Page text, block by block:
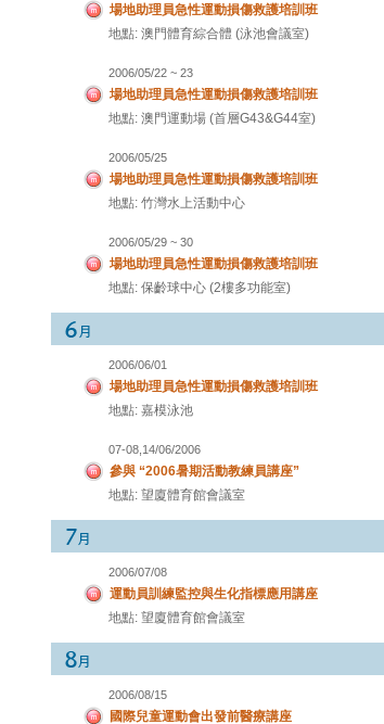
場地助理員急性運動損傷救護培訓班
地點: 澳門體育綜合體 (泳池會議室)
2006/05/22 ~ 23
場地助理員急性運動損傷救護培訓班
地點: 澳門運動場 (首層G43&G44室)
2006/05/25
場地助理員急性運動損傷救護培訓班
地點: 竹灣水上活動中心
2006/05/29 ~ 30
場地助理員急性運動損傷救護培訓班
地點: 保齡球中心 (2樓多功能室)
2006/06/01
場地助理員急性運動損傷救護培訓班
地點: 嘉模泳池
07-08,14/06/2006
參與 “2006暑期活動教練員講座”
地點: 望廈體育館會議室
2006/07/08
運動員訓練監控與生化指標應用講座
地點: 望廈體育館會議室
2006/08/15
國際兒童運動會出發前醫療講座